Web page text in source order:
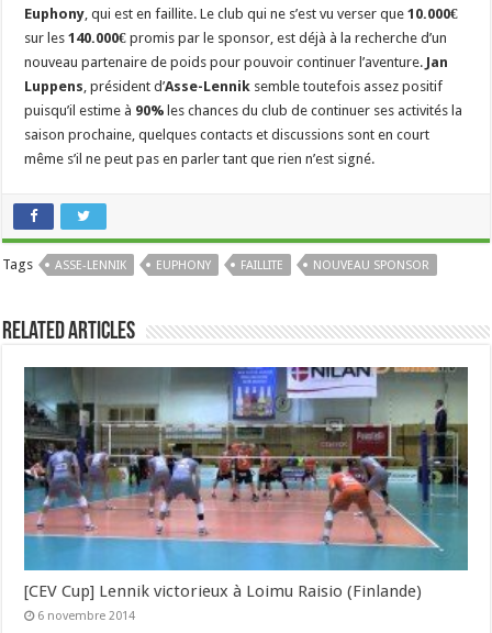
Euphony, qui est en faillite. Le club qui ne s’est vu verser que10.000€
sur les 140.000€ promis par le sponsor, est déjà à la recherche d’un
nouveau partenaire de poids pour pouvoir continuer l’aventure. Jan
Luppens, président d’Asse-Lennik semble toutefois assez positif
puisqu’il estime à 90% les chances du club de continuer ses activités la
saison prochaine, quelques contacts et discussions sont en court
même s’il ne peut pas en parler tant que rien n’est signé.
Tags ASSE-LENNIK EUPHONY FAILLITE NOUVEAU SPONSOR
Related Articles
[CEV Cup] Lennik victorieux à Loimu Raisio (Finlande)
6 novembre 2014